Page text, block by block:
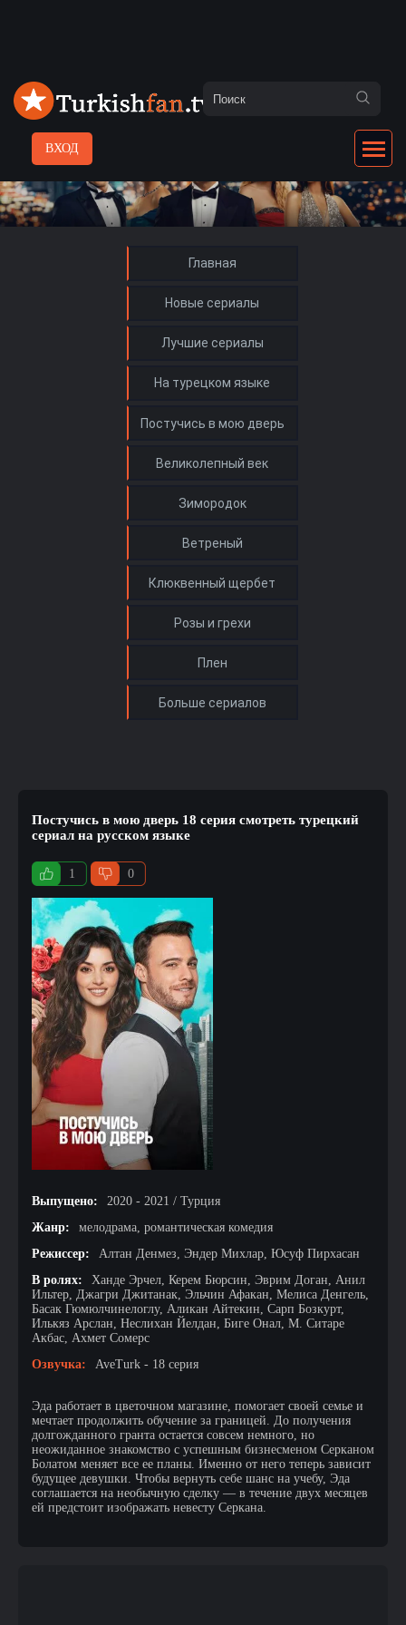
ВХОД
Главная
Новые сериалы
Лучшие сериалы
На турецком языке
Постучись в мою дверь 18 серия смотреть турецкий
сериал на русском языке
1 0
Выпущено:
2020 - 2021 / Турция
Жанр:
мелодрама, романтическая комедия
Режиссер:
Алтан Денмез, Эндер Михлар, Юсуф Пирхасан
В ролях:
Ханде Эрчел, Керем Бюрсин, Эврим Доган, Анил
Ильтер, Джагри Джитанак, Эльчин Афакан, Мелиса Денгель,
Басак Гюмюлчинелоглу, Аликан Айтекин, Сарп Бозкурт,
Илькяз Арслан, Неслихан Йелдан, Биге Онал, М. Ситаре
Акбас, Ахмет Сомерс
Озвучка:
AveTurk - 18 серия
Эда работает в цветочном магазине, помогает своей семье и
мечтает продолжить обучение за границей. До получения
долгожданного гранта остается совсем немного, но
неожиданное знакомство с успешным бизнесменом Серканом
Болатом меняет все ее планы. Именно от него теперь зависит
будущее девушки. Чтобы вернуть себе шанс на учебу, Эда
соглашается на необычную сделку — в течение двух месяцев
ей предстоит изображать невесту Серкана.